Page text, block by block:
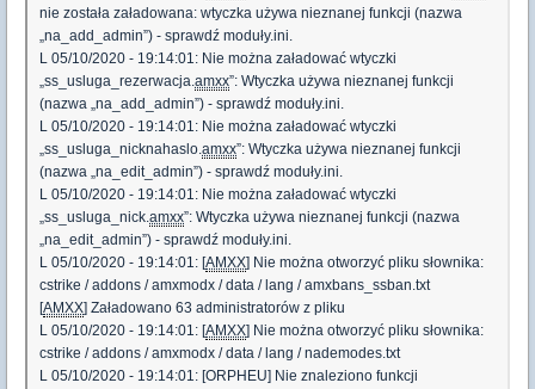
nie została załadowana: wtyczka używa nieznanej funkcji (nazwa
„na_add_admin”) - sprawdź moduły.ini.
L 05/10/2020 - 19:14:01: Nie można załadować wtyczki
„ss_usluga_rezerwacja.amxx”: Wtyczka używa nieznanej funkcji
(nazwa „na_add_admin”) - sprawdź moduły.ini.
L 05/10/2020 - 19:14:01: Nie można załadować wtyczki
„ss_usluga_nicknahaslo.amxx”: Wtyczka używa nieznanej funkcji
(nazwa „na_edit_admin”) - sprawdź moduły.ini.
L 05/10/2020 - 19:14:01: Nie można załadować wtyczki
„ss_usluga_nick.amxx”: Wtyczka używa nieznanej funkcji (nazwa
„na_edit_admin”) - sprawdź moduły.ini.
L 05/10/2020 - 19:14:01: [AMXX] Nie można otworzyć pliku słownika:
cstrike / addons / amxmodx / data / lang / amxbans_ssban.txt
[AMXX] Załadowano 63 administratorów z pliku
L 05/10/2020 - 19:14:01: [AMXX] Nie można otworzyć pliku słownika:
cstrike / addons / amxmodx / data / lang / nademodes.txt
L 05/10/2020 - 19:14:01: [ORPHEU] Nie znaleziono funkcji